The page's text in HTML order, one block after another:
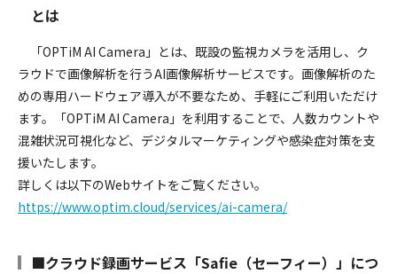
とは
「OPTiM AI Camera」とは、既設の監視カメラを活用し、ク
ラウドで画像解析を行うAI画像解析サービスです。画像解析のた
めの専用ハードウェア導入が不要なため、手軽にご利用いただけ
ます。「OPTiM AI Camera」を利用することで、人数カウントや
混雑状況可視化など、デジタルマーケティングや感染症対策を支
援いたします。
詳しくは以下のWebサイトをご覧ください。
https://www.optim.cloud/services/ai-camera/
■クラウド録画サービス「Safie（セーフィー）」につ